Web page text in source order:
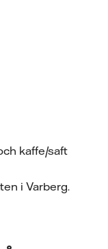
kaffe/saft
i Varberg.